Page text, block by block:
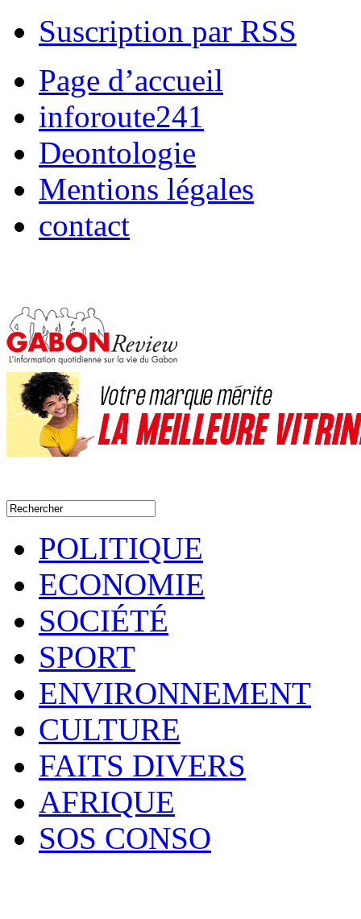
Suscription par RSS
Page d’accueil
inforoute241
Deontologie
Mentions légales
contact
POLITIQUE
ECONOMIE
SOCIÉTÉ
SPORT
ENVIRONNEMENT
CULTURE
FAITS DIVERS
AFRIQUE
SOS CONSO